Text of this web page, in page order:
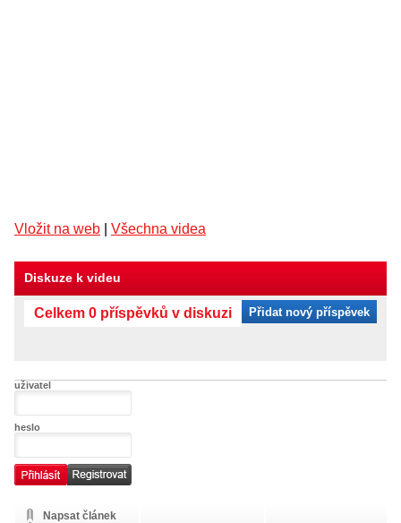
Vložit na web Všechna videa
Diskuze k videu
Celkem 0 příspěvků v diskuzi Přidat nový příspěvek
uživatel
heslo
Napsat článek